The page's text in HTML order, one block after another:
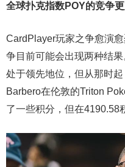
全球扑克指数POY的竞争
CardPlayer玩家之争愈演
争目前可能会出现两种结
处于领先地位，但从那时起
Barbero在伦敦的Triton
了一些积分，但在4190.58